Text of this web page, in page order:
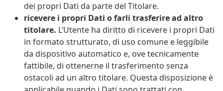
dei propri Dati da parte del Titolare.
ricevere i propri Dati o farli trasferire ad altro
titolare. L’Utente ha diritto di ricevere i propri Dati
in formato strutturato, di uso comune e leggibile
da dispositivo automatico e, ove tecnicamente
fattibile, di ottenerne il trasferimento senza
ostacoli ad un altro titolare. Questa disposizione è